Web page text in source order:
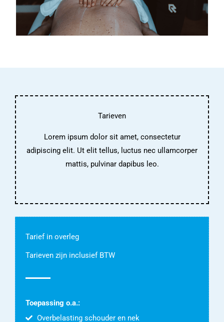
Tarieven
Lorem ipsum dolor sit amet, consectetur
adipiscing elit. Ut elit tellus, luctus nec ullamcorper
mattis, pulvinar dapibus leo.
Tarief in overleg
Tarieven zijn inclusief BTW
Toepassing o.a.:
Overbelasting schouder en nek